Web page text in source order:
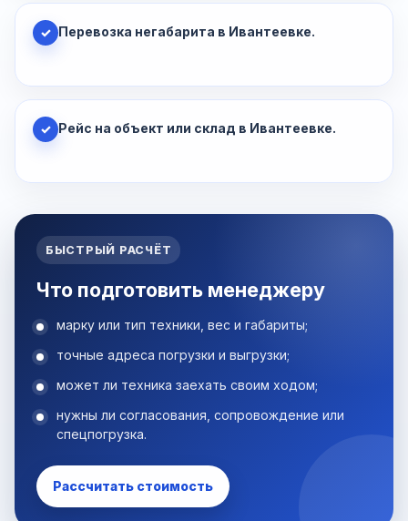
✓ Перевозка негабарита в Ивантеевке.
✓ Рейс на объект или склад в Ивантеевке.
БЫСТРЫЙ РАСЧЁТ
Что подготовить менеджеру
марку или тип техники, вес и габариты;
точные адреса погрузки и выгрузки;
может ли техника заехать своим ходом;
нужны ли согласования, сопровождение или
спецпогрузка.
Рассчитать стоимость